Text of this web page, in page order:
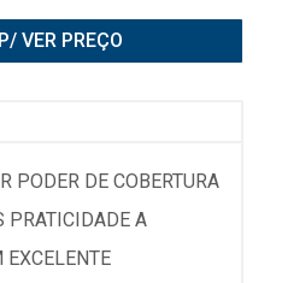
VER PREÇO
PODER DE COBERTURA
PRATICIDADE A